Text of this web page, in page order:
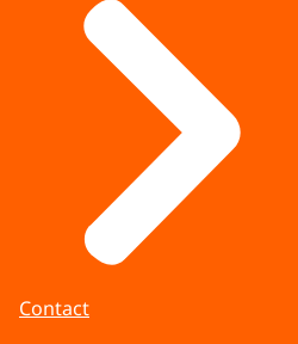
kabinetsformatie volgt
stappen:
Verkiezingen
Kamer de
Bij de Tweede
stemgerechtigde
kabinetsformatie start
verkiezingen.
Bespreking
Contact